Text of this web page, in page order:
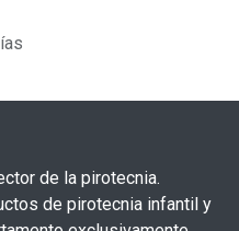
de la pirotecnia.
de pirotecnia infantil y